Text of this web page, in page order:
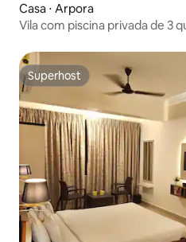
Casa ⋅ Arpora
Vila com piscina privada de 3
Superhost
Superhost